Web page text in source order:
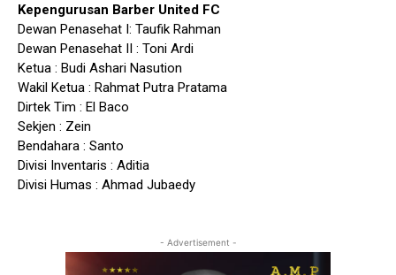
Kepengurusan Barber United FC
Dewan Penasehat I: Taufik Rahman
Dewan Penasehat II : Toni Ardi
Ketua : Budi Ashari Nasution
Wakil Ketua : Rahmat Putra Pratama
Dirtek Tim : El Baco
Sekjen : Zein
Bendahara : Santo
Divisi Inventaris : Aditia
Divisi Humas : Ahmad Jubaedy
- Advertisement -